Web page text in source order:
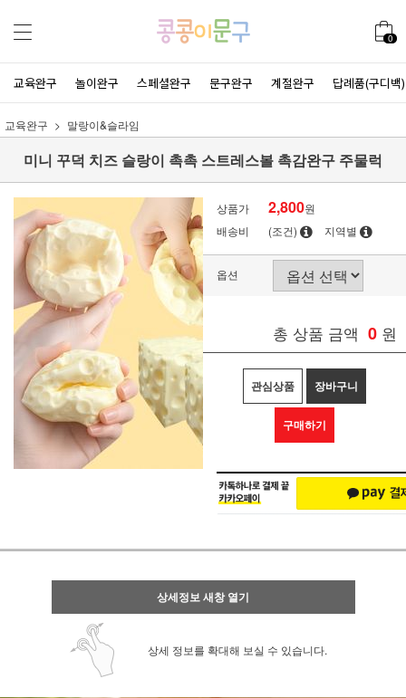
0
교육완구 놀이완구 스페셜완구 문구완구 계절완구 답례품(구디백)
교육완구 말랑이&슬라임
미니 꾸덕 치즈 슬랑이 촉촉 스트레스볼 촉감완구 주물럭
상품가 2,800원
배송비
(조건) 지역별
옵션
총 상품 금액 0 원
관심상품 장바구니
구매하기
상세정보 새창 열기
상세 정보를 확대해 보실 수 있습니다.